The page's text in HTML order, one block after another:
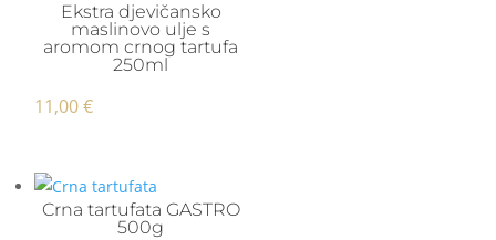
Ekstra djevičansko
maslinovo ulje s
aromom crnog tartufa
250ml
11,00€
Crna tartufata GASTRO
500g